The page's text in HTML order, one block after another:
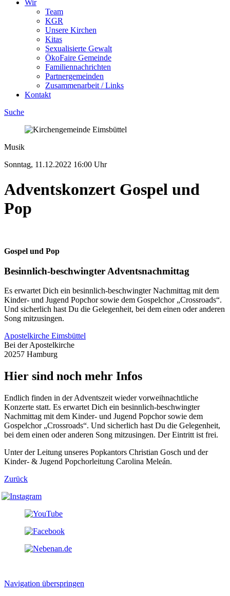
Wir
Team
KGR
Unsere Kirchen
Kitas
Sexualisierte Gewalt
ÖkoFaire Gemeinde
Familiennachrichten
Partnergemeinden
Zusammenarbeit / Links
Kontakt
Suche
Musik
Sonntag, 11.12.2022 16:00 Uhr
Adventskonzert Gospel und
Pop
Gospel und Pop
Besinnlich-beschwingter Adventsnachmittag
Es erwartet Dich ein besinnlich-beschwingter Nachmittag mit dem
Kinder- und Jugend Popchor sowie dem Gospelchor „Crossroads“.
Und sicherlich hast Du die Gelegenheit, bei dem einen oder anderen
Song mitzusingen.
Apostelkirche Eimsbüttel
Bei der Apostelkirche
20257 Hamburg
Hier sind noch mehr Infos
Endlich finden in der Adventszeit wieder vorweihnachtliche
Konzerte statt. Es erwartet Dich ein besinnlich-beschwingter
Nachmittag mit dem Kinder- und Jugend Popchor sowie dem
Gospelchor „Crossroads“. Und sicherlich hast Du die Gelegenheit,
bei dem einen oder anderen Song mitzusingen. Der Eintritt ist frei.
Unter der Leitung unseres Popkantors Christian Gosch und der
Kinder- & Jugend Popchorleitung Carolina Meleán.
Zurück
Navigation überspringen